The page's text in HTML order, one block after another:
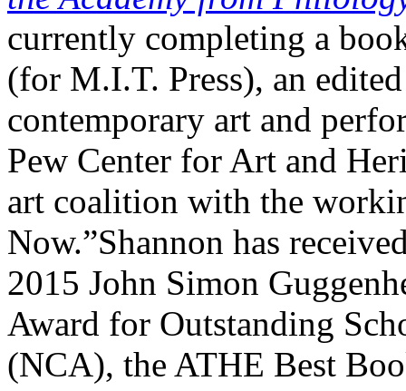
currently completing a
(for M.I.T. Press), an
contemporary art and
Pew Center for Art and
art coalition with the
Now.”Shannon has
2015 John Simon
Award for Outstanding
(NCA), the ATHE Best